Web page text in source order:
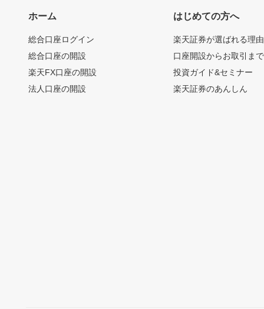
ホーム
総合口座ログイン
総合口座の開設
楽天FX口座の開設
法人口座の開設
はじめての方へ
楽天証券が選ばれる理由
口座開設からお取引ま
投資ガイド&セミナー
楽天証券のあんしん